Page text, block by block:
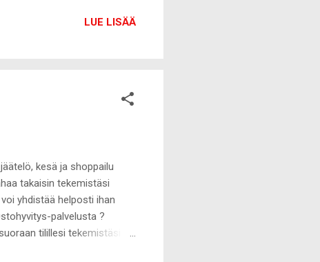
syötyä nätisti, mutta mun
LUE LISÄÄ
kesä ja shoppailu
takaisin tekemistäsi
yhdistää helposti ihan
palvelusta ?
tilillesi tekemistäsi